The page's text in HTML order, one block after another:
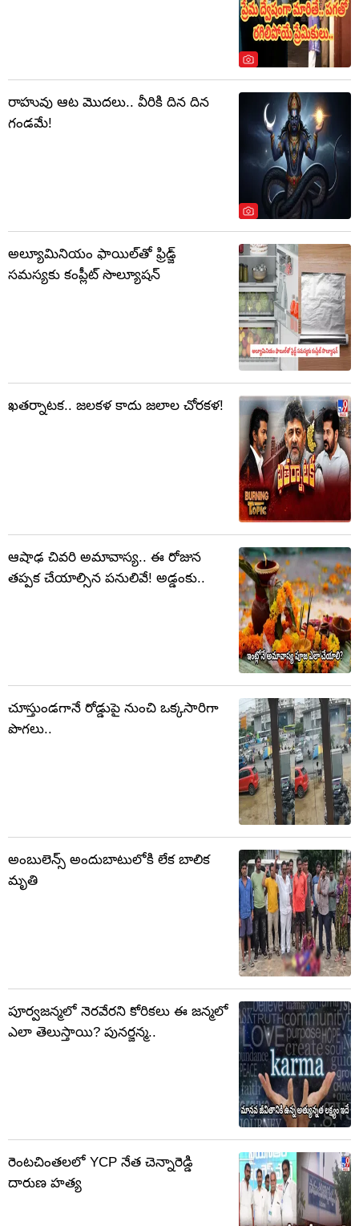
రాహువు ఆట మొదలు.. వీరికి దిన దిన
గండమే!
అల్యూమినియం ఫాయిల్‌తో ఫ్రిడ్జ్
సమస్యకు కంప్లీట్ సొల్యూషన్
ఖతర్నాటక.. జలకళ కాదు జలాల చోరకళ!
ఆషాఢ చివరి అమావాస్య.. ఈ రోజున
తప్పక చేయాల్సిన పనులివే! అడ్డంకు..
చూస్తుండగానే రోడ్డుపై నుంచి ఒక్కసారిగా
పొగలు..
అంబులెన్స్ అందుబాటులోకి లేక బాలిక
మృతి
పూర్వజన్మలో నెరవేరని కోరికలు ఈ జన్మలో
ఎలా తెలుస్తాయి? పునర్జన్మ..
రెంటచింతలలో YCP నేత చెన్నారెడ్డి
దారుణ హత్య